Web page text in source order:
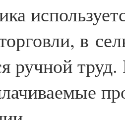
в
ручной